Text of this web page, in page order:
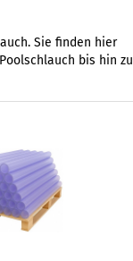
Sie finden hier
bis hin zu